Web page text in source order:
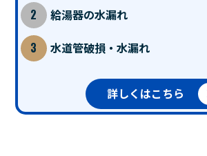
給湯器の水漏れ
水道管破損・水漏れ
詳しくはこちら